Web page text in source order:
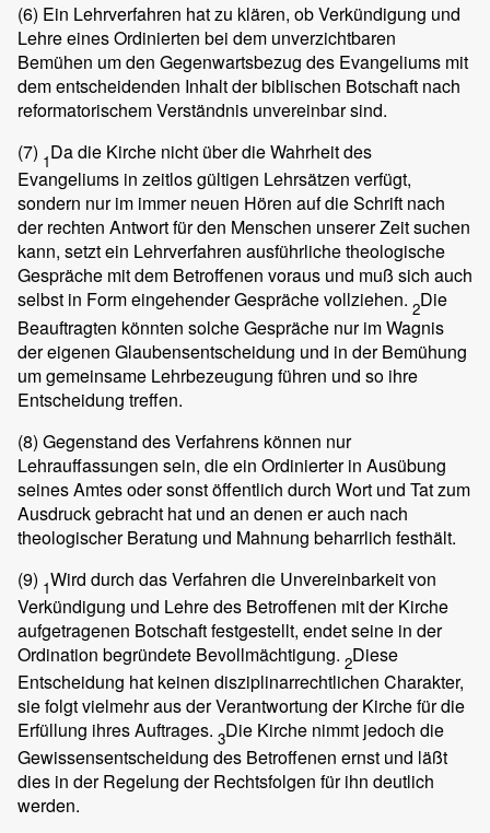
(6) Ein Lehrverfahren hat zu klären, ob Verkündigung und
Lehre eines Ordinierten bei dem unverzichtbaren
Bemühen um den Gegenwartsbezug des Evangeliums mit
dem entscheidenden Inhalt der biblischen Botschaft nach
reformatorischem Verständnis unvereinbar sind.
(7) 1Da die Kirche nicht über die Wahrheit des
Evangeliums in zeitlos gültigen Lehrsätzen verfügt,
sondern nur im immer neuen Hören auf die Schrift nach
der rechten Antwort für den Menschen unserer Zeit suchen
kann, setzt ein Lehrverfahren ausführliche theologische
Gespräche mit dem Betroffenen voraus und muß sich auch
selbst in Form eingehender Gespräche vollziehen. 2Die
Beauftragten könnten solche Gespräche nur im Wagnis
der eigenen Glaubensentscheidung und in der Bemühung
um gemeinsame Lehrbezeugung führen und so ihre
Entscheidung treffen.
(8) Gegenstand des Verfahrens können nur
Lehrauffassungen sein, die ein Ordinierter in Ausübung
seines Amtes oder sonst öffentlich durch Wort und Tat zum
Ausdruck gebracht hat und an denen er auch nach
theologischer Beratung und Mahnung beharrlich festhält.
(9) 1Wird durch das Verfahren die Unvereinbarkeit von
Verkündigung und Lehre des Betroffenen mit der Kirche
aufgetragenen Botschaft festgestellt, endet seine in der
Ordination begründete Bevollmächtigung. 2Diese
Entscheidung hat keinen disziplinarrechtlichen Charakter,
sie folgt vielmehr aus der Verantwortung der Kirche für die
Erfüllung ihres Auftrages. 3Die Kirche nimmt jedoch die
Gewissensentscheidung des Betroffenen ernst und läßt
dies in der Regelung der Rechtsfolgen für ihn deutlich
werden.